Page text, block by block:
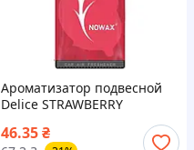
Ароматизатор подвесной
Delice STRAWBЕRRY
(Клубника) бумажный (пр-
во Nowax) ЗЕ
46.35₴